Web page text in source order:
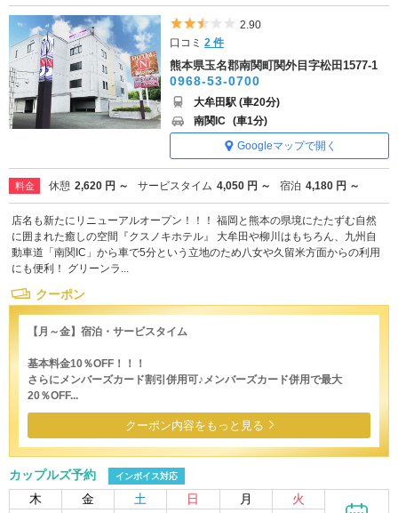
5つ星のうち2.5
2.90
口コミ2 件
熊本県玉名郡南関町関外目字松田1577-1
0968-53-0700
大牟田駅 (車20分)
南関IC (車1分)
Googleマップで開く
料金 休憩 2,620 円 ～ サービスタイム 4,050 円 ～ 宿泊 4,180 円 ～
店名も新たにリニューアルオープン！！！ 福岡と熊本の県境にたたずむ自然
に囲まれた癒しの空間『クスノキホテル』 大牟田や柳川はもちろん、九州自
動車道「南関IC」から車で5分という立地のため八女や久留米方面からの利用
にも便利！ グリーンラ...
クーポン
【月～金】宿泊・サービスタイム
基本料金10％OFF！！！
さらにメンバーズカード割引併用可♪メンバーズカード併用で最大
20％OFF...
クーポン内容をもっと見る
カップルズ予約 インボイス対応
木 金 土 日 月 火